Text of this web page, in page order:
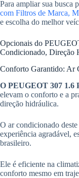
Para ampliar sua busca
com Filtros de Marca,
e escolha do melhor
Opcionais do
Condicionado, Direção
Conforto Garantido: Ar
O PEUGEOT 307 1.6
elevam o conforto e a
direção hidráulica.
O ar condicionado
experiência agradável,
brasileiro.
Ele é eficiente na
conforto mesmo em